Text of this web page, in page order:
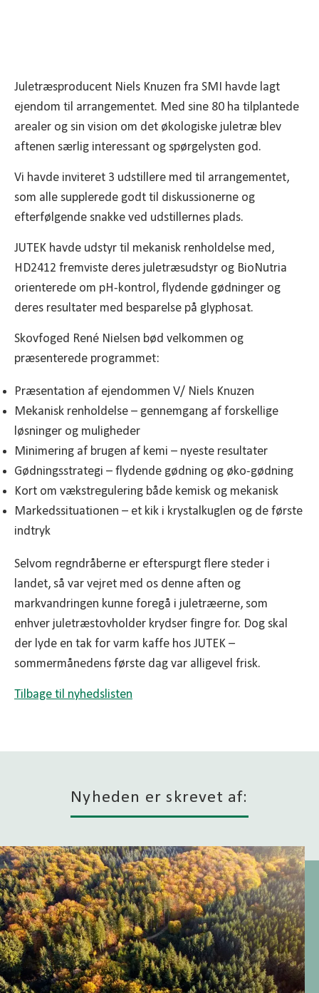
Juletræsproducent Niels Knuzen fra SMI havde lagt
ejendom til arrangementet. Med sine 80 ha tilplantede
arealer og sin vision om det økologiske juletræ blev
aftenen særlig interessant og spørgelysten god.
Vi havde inviteret 3 udstillere med til arrangementet,
som alle supplerede godt til diskussionerne og
efterfølgende snakke ved udstillernes plads.
JUTEK havde udstyr til mekanisk renholdelse med,
HD2412 fremviste deres juletræsudstyr og BioNutria
orienterede om pH-kontrol, flydende gødninger og
deres resultater med besparelse på glyphosat.
Skovfoged René Nielsen bød velkommen og
præsenterede programmet:
Præsentation af ejendommen V/ Niels Knuzen
Mekanisk renholdelse – gennemgang af forskellige
løsninger og muligheder
Minimering af brugen af kemi – nyeste resultater
Gødningsstrategi – flydende gødning og øko-gødning
Kort om vækstregulering både kemisk og mekanisk
Markedssituationen – et kik i krystalkuglen og de første
indtryk
Selvom regndråberne er efterspurgt flere steder i
landet, så var vejret med os denne aften og
markvandringen kunne foregå i juletræerne, som
enhver juletræstovholder krydser fingre for. Dog skal
der lyde en tak for varm kaffe hos JUTEK –
sommermånedens første dag var alligevel frisk.
Tilbage til nyhedslisten
Nyheden er skrevet af: